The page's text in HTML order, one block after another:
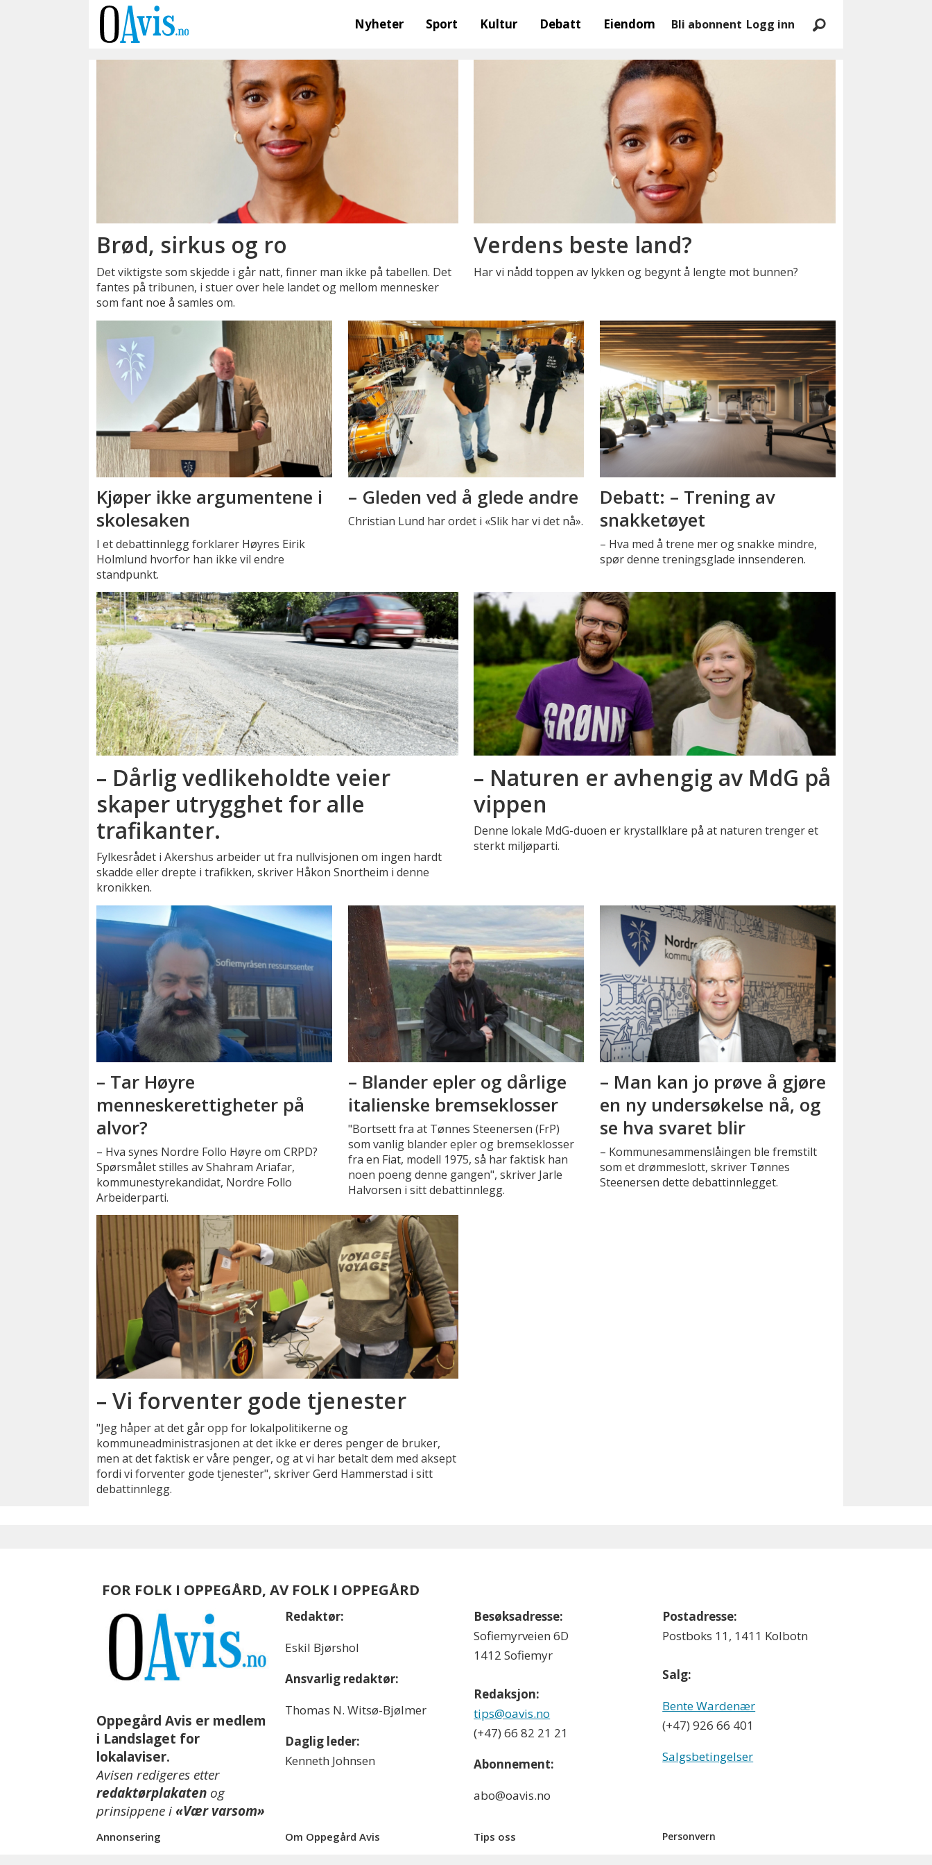
Nyheter Sport Kultur Debatt Eiendom Bli abonnent Logg inn
Brød, sirkus og ro
Det viktigste som skjedde i går natt, finner man ikke på tabellen. Det
fantes på tribunen, i stuer over hele landet og mellom mennesker
som fant noe å samles om.
Verdens beste land?
Har vi nådd toppen av lykken og begynt å lengte mot bunnen?
Kjøper ikke argumentene i
skolesaken
I et debattinnlegg forklarer Høyres Eirik
Holmlund hvorfor han ikke vil endre
standpunkt.
– Gleden ved å glede andre
Christian Lund har ordet i «Slik har vi det nå».
Debatt: – Trening av
snakketøyet
– Hva med å trene mer og snakke mindre,
spør denne treningsglade innsenderen.
– Dårlig vedlikeholdte veier
skaper utrygghet for alle
trafikanter.
Fylkesrådet i Akershus arbeider ut fra nullvisjonen om ingen hardt
skadde eller drepte i trafikken, skriver Håkon Snortheim i denne
kronikken.
– Naturen er avhengig av MdG på
vippen
Denne lokale MdG-duoen er krystallklare på at naturen trenger et
sterkt miljøparti.
– Tar Høyre
menneskerettigheter på
alvor?
– Hva synes Nordre Follo Høyre om CRPD?
Spørsmålet stilles av Shahram Ariafar,
kommunestyrekandidat, Nordre Follo
Arbeiderparti.
– Blander epler og dårlige
italienske bremseklosser
"Bortsett fra at Tønnes Steenersen (FrP)
som vanlig blander epler og bremseklosser
fra en Fiat, modell 1975, så har faktisk han
noen poeng denne gangen", skriver Jarle
Halvorsen i sitt debattinnlegg.
– Man kan jo prøve å gjøre
en ny undersøkelse nå, og
se hva svaret blir
– Kommunesammenslåingen ble fremstilt
som et drømmeslott, skriver Tønnes
Steenersen dette debattinnlegget.
– Vi forventer gode tjenester
"Jeg håper at det går opp for lokalpolitikerne og
kommuneadministrasjonen at det ikke er deres penger de bruker,
men at det faktisk er våre penger, og at vi har betalt dem med aksept
fordi vi forventer gode tjenester", skriver Gerd Hammerstad i sitt
debattinnlegg.
FOR FOLK I OPPEGÅRD, AV FOLK I OPPEGÅRD
Oppegård Avis er medlem
i Landslaget for
lokalaviser.
Avisen redigeres etter
redaktørplakaten og
prinsippene i«Vær varsom»
Redaktør:
Eskil Bjørshol
Ansvarlig redaktør:
Thomas N. Witsø-Bjølmer
Daglig leder:
Kenneth Johnsen
Besøksadresse:
Sofiemyrveien 6D
1412 Sofiemyr
Redaksjon:
tips@oavis.no
(+47) 66 82 21 21
Abonnement:
abo@oavis.no
Postadresse:
Postboks 11, 1411 Kolbotn
Salg:
Bente Wardenær
(+47) 926 66 401
Salgsbetingelser
Annonsering Om Oppegård Avis Tips oss Personvern